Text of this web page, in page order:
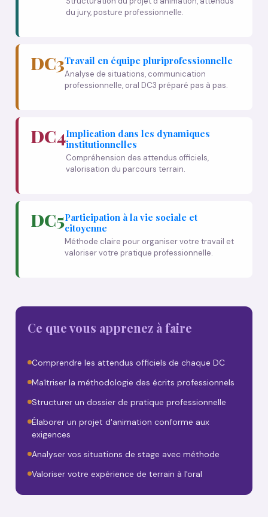
du jury, posture professionnelle.
DC3Travail en équipe pluriprofessionnelle
Analyse de situations, communication
professionnelle, oral DC3 préparé pas à pas.
DC4Implication dans les dynamiques
institutionnelles
Compréhension des attendus officiels,
valorisation du parcours terrain.
DC5Participation à la vie sociale et
citoyenne
Méthode claire pour organiser votre travail et
valoriser votre pratique professionnelle.
Ce que vous apprenez à faire
Comprendre les attendus officiels de chaque DC
Maîtriser la méthodologie des écrits professionnels
Structurer un dossier de pratique professionnelle
Élaborer un projet d'animation conforme aux
exigences
Analyser vos situations de stage avec méthode
Valoriser votre expérience de terrain à l'oral